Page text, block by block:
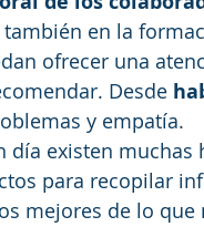
en la
ofrecer una
Desde
y empatía.
día existen
para recopilar
mejores de lo que